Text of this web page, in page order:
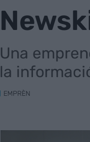
Una
la
EMPRÈN